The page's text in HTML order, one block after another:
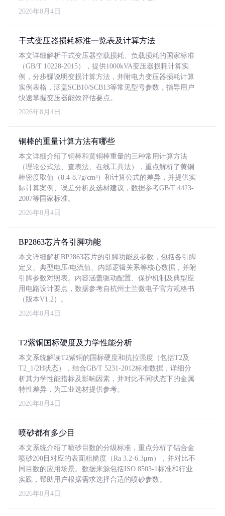
2026年8月4日
干式变压器损耗标准一览表及计算方法
本文详细解析干式变压器空载损耗、负载损耗的国家标准
（GB/T 10228-2015），提供1000kVA变压器损耗计算实
例，分步骤说明变损计算方法，并附电力变压器损耗计算
实例表格，涵盖SCB10/SCB13等常见型号参数，指导用户
快速掌握变压器能效评估要点。
2026年8月4日
铜棒的重量计算方法有哪些
本文详细介绍了铜棒和黄铜棒重量的三种常用计算方法
（理论公式法、查表法、在线工具法），重点解析了黄铜
棒密度取值（8.4-8.7g/cm³）和计算公式的差异，并提供实
际计算案例、误差分析及选材建议，数据参考GB/T 4423-
2007等国家标准。
2026年8月4日
BP2863芯片各引脚功能
本文详细解析BP2863芯片的引脚功能及参数，包括各引脚
定义、典型电压/电流值、内部逻辑关系等核心数据，并附
引脚参数对照表。内容涵盖驱动配置、保护机制及典型应
用电路设计要点，数据参考自杭州士兰微电子官方规格书
（版本V1.2）。
2026年8月4日
T2紫铜国标硬度及力学性能分析
本文系统解读T2紫铜的国标硬度和抗拉强度（包括T2及
T2_1/2H状态），结合GB/T 5231-2012标准数据，详细分
析其力学性能指标及影响因素，并对比不同状态下的金属
特性差异，为工业选材提供参考。
2026年8月4日
喷砂都有多少目
本文系统介绍了喷砂目数的分级标准，重点分析了铝合金
喷砂200目对应的表面粗糙度（Ra 3.2-6.3μm），并对比不
同目数的应用场景。数据来源包括ISO 8503-1标准和行业
实践，帮助用户根据需求选择合适的喷砂参数。
2026年8月4日